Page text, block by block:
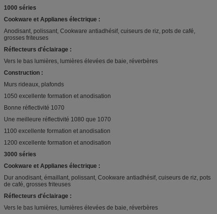
1000 séries
Cookware et Applianes électrique :
Anodisant, polissant, Cookware antiadhésif, cuiseurs de riz, pots de café,
grosses friteuses
Réflecteurs d'éclairage :
Vers le bas lumières, lumières élevées de baie, réverbères
Construction :
Murs rideaux, plafonds
1050 excellente formation et anodisation
Bonne réflectivité 1070
Une meilleure réflectivité 1080 que 1070
1100 excellente formation et anodisation
1200 excellente formation et anodisation
3000 séries
Cookware et Applianes électrique :
Dur anodisant, émaillant, polissant, Cookware antiadhésif, cuiseurs de riz, pots
de café, grosses friteuses
Réflecteurs d'éclairage :
Vers le bas lumières, lumières élevées de baie, réverbères